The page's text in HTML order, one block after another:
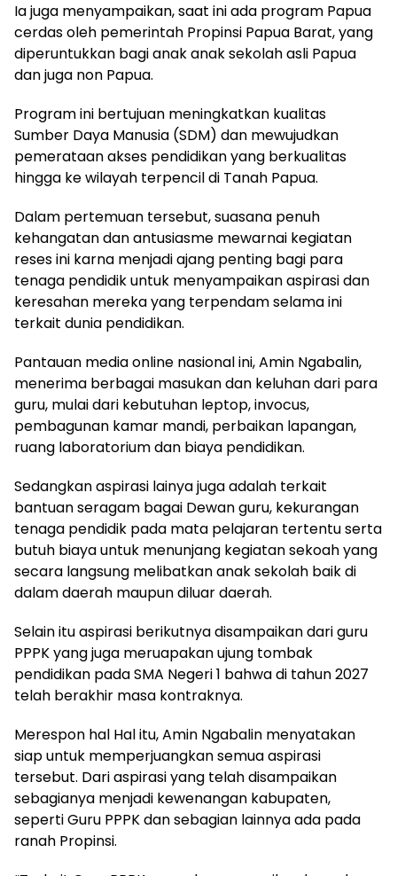
Ia juga menyampaikan, saat ini ada program Papua
cerdas oleh pemerintah Propinsi Papua Barat, yang
diperuntukkan bagi anak anak sekolah asli Papua
dan juga non Papua.
Program ini bertujuan meningkatkan kualitas
Sumber Daya Manusia (SDM) dan mewujudkan
pemerataan akses pendidikan yang berkualitas
hingga ke wilayah terpencil di Tanah Papua.
Dalam pertemuan tersebut, suasana penuh
kehangatan dan antusiasme mewarnai kegiatan
reses ini karna menjadi ajang penting bagi para
tenaga pendidik untuk menyampaikan aspirasi dan
keresahan mereka yang terpendam selama ini
terkait dunia pendidikan.
Pantauan media online nasional ini, Amin Ngabalin,
menerima berbagai masukan dan keluhan dari para
guru, mulai dari kebutuhan leptop, invocus,
pembagunan kamar mandi, perbaikan lapangan,
ruang laboratorium dan biaya pendidikan.
Sedangkan aspirasi lainya juga adalah terkait
bantuan seragam bagai Dewan guru, kekurangan
tenaga pendidik pada mata pelajaran tertentu serta
butuh biaya untuk menunjang kegiatan sekoah yang
secara langsung melibatkan anak sekolah baik di
dalam daerah maupun diluar daerah.
Selain itu aspirasi berikutnya disampaikan dari guru
PPPK yang juga meruapakan ujung tombak
pendidikan pada SMA Negeri 1 bahwa di tahun 2027
telah berakhir masa kontraknya.
Merespon hal Hal itu, Amin Ngabalin menyatakan
siap untuk memperjuangkan semua aspirasi
tersebut. Dari aspirasi yang telah disampaikan
sebagianya menjadi kewenangan kabupaten,
seperti Guru PPPK dan sebagian lainnya ada pada
ranah Propinsi.